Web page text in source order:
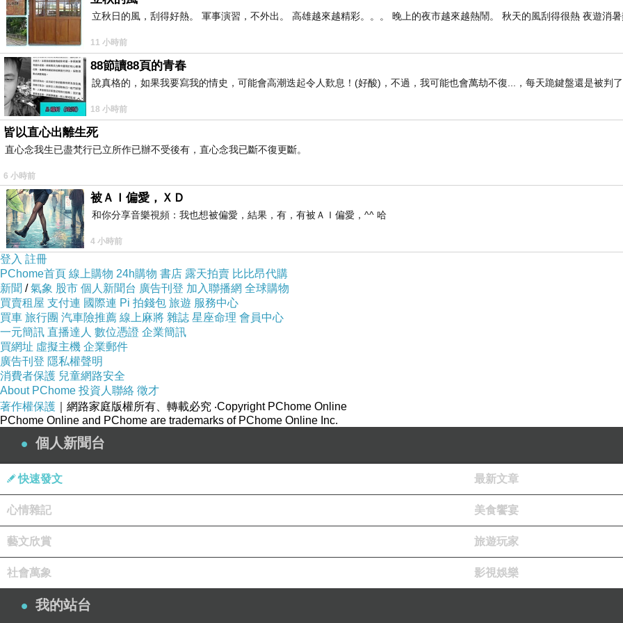
立秋日的風，刮得好熱。 軍事演習，不外出。 高雄越來越精彩。。。 晚上的夜市越來越熱鬧。 秋天的風刮得很熱 夜遊消暑
11 小時前
88節讀88頁的青春
說真格的，如果我要寫我的情史，可能會高潮迭起令人歎息！(好酸)，不過，我可能也會萬劫不復...，每天跪鍵盤還是被判
18 小時前
皆以直心出離生死
直心念我生已盡梵行已立所作已辦不受後有，直心念我已斷不復更斷。
6 小時前
被ＡＩ偏愛，ＸＤ
和你分享音樂視頻：我也想被偏愛，結果，有，有被ＡＩ偏愛，^^ 哈
4 小時前
登入 註冊
PChome首頁 線上購物 24h購物 書店 露天拍賣 比比昂代購
新聞 /氣象 股市 個人新聞台 廣告刊登 加入聯播網 全球購物
買賣租屋 支付連 國際連 Pi 拍錢包 旅遊 服務中心
買車 旅行團 汽車險推薦 線上麻將 雜誌 星座命理 會員中心
一元簡訊 直播達人 數位憑證 企業簡訊
買網址 虛擬主機 企業郵件
廣告刊登 隱私權聲明
消費者保護 兒童網路安全
About PChome 投資人聯絡 徵才
著作權保護 ｜網路家庭版權所有、轉載必究 ‧Copyright PChome Online
PChome Online and PChome are trademarks of PChome Online Inc.
個人新聞台
快速發文 最新文章
心情雜記 美食饗宴
藝文欣賞 旅遊玩家
社會萬象 影視娛樂
我的站台